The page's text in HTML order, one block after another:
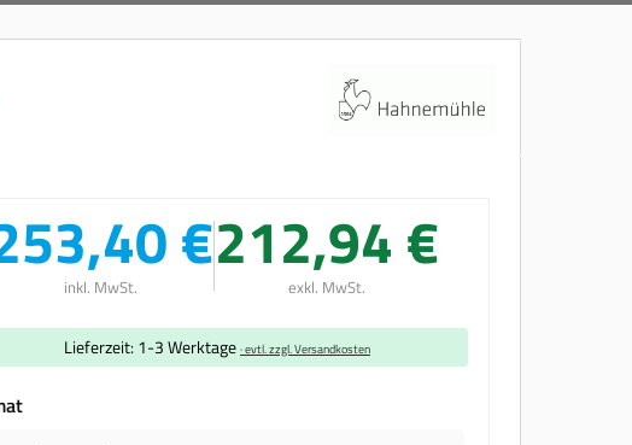
€
inkl. MwSt.
212,94 €
exkl. MwSt.
Lieferzeit: 1-3 Werktage· evtl. zzgl. Versandkosten
auswählen